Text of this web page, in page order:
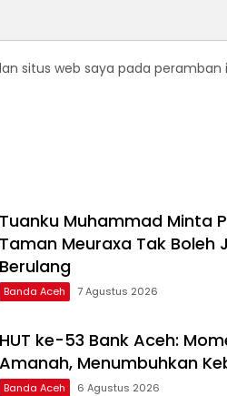
situs web saya pada
Tuanku Muhammad Minta
Taman Meuraxa Tak Boleh
Berulang
Banda Aceh 7 Agustus 2026
HUT ke-53 Bank Aceh:
Amanah, Menumbuhkan
Banda Aceh 6 Agustus 2026